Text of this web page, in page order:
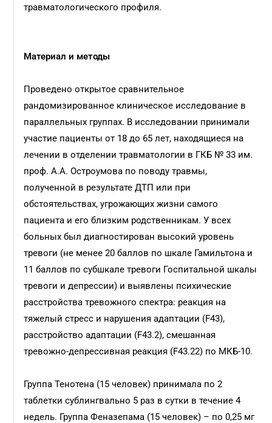
травматологического профиля.
Материал и методы
Проведено открытое сравнительное
рандомизированное клиническое исследование в
параллельных группах. В исследовании принимали
участие пациенты от 18 до 65 лет, находящиеся на
лечении в отделении травматологии в ГКБ № 33 им.
проф. А.А. Остроумова по поводу травмы,
полученной в результате ДТП или при
обстоятельствах, угрожающих жизни самого
пациента и его близким родственникам. У всех
больных был диагностирован высокий уровень
тревоги (не менее 20 баллов по шкале Гамильтона и
11 баллов по субшкале тревоги Госпитальной шкалы
тревоги и депрессии) и выявлены психические
расстройства тревожного спектра: реакция на
тяжелый стресс и нарушения адаптации (F43),
расстройство адаптации (F43.2), смешанная
тревожно-депрессивная реакция (F43.22) по МКБ-10.
Группа Тенотена (15 человек) принимала по 2
таблетки сублингвально 5 раз в сутки в течение 4
недель. Группа Феназепама (15 человек) – по 0,25 мг